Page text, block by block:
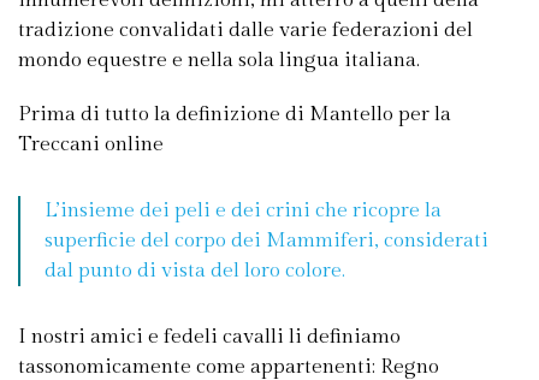
tradizione convalidati dalle varie federazioni del
mondo equestre e nella sola lingua italiana.
Prima di tutto la definizione di Mantello per la
Treccani online
L’insieme dei peli e dei crini che ricopre la
superficie del corpo dei Mammiferi, considerati
dal punto di vista del loro colore.
I nostri amici e fedeli cavalli li definiamo
tassonomicamente come appartenenti: Regno